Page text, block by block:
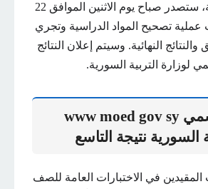
الإعدادية الشرعية، ستصدر صباح يوم الاثنين الموافق 22
تصحيح المواد الدراسية وتجري
والنتائج النهائية. وسيتم إعلان النتائج
لوزارة التربية السورية.
الموقع الرسمي www moed gov sy
السورية نتيجة التاسع
في الاختبارات العامة للصف